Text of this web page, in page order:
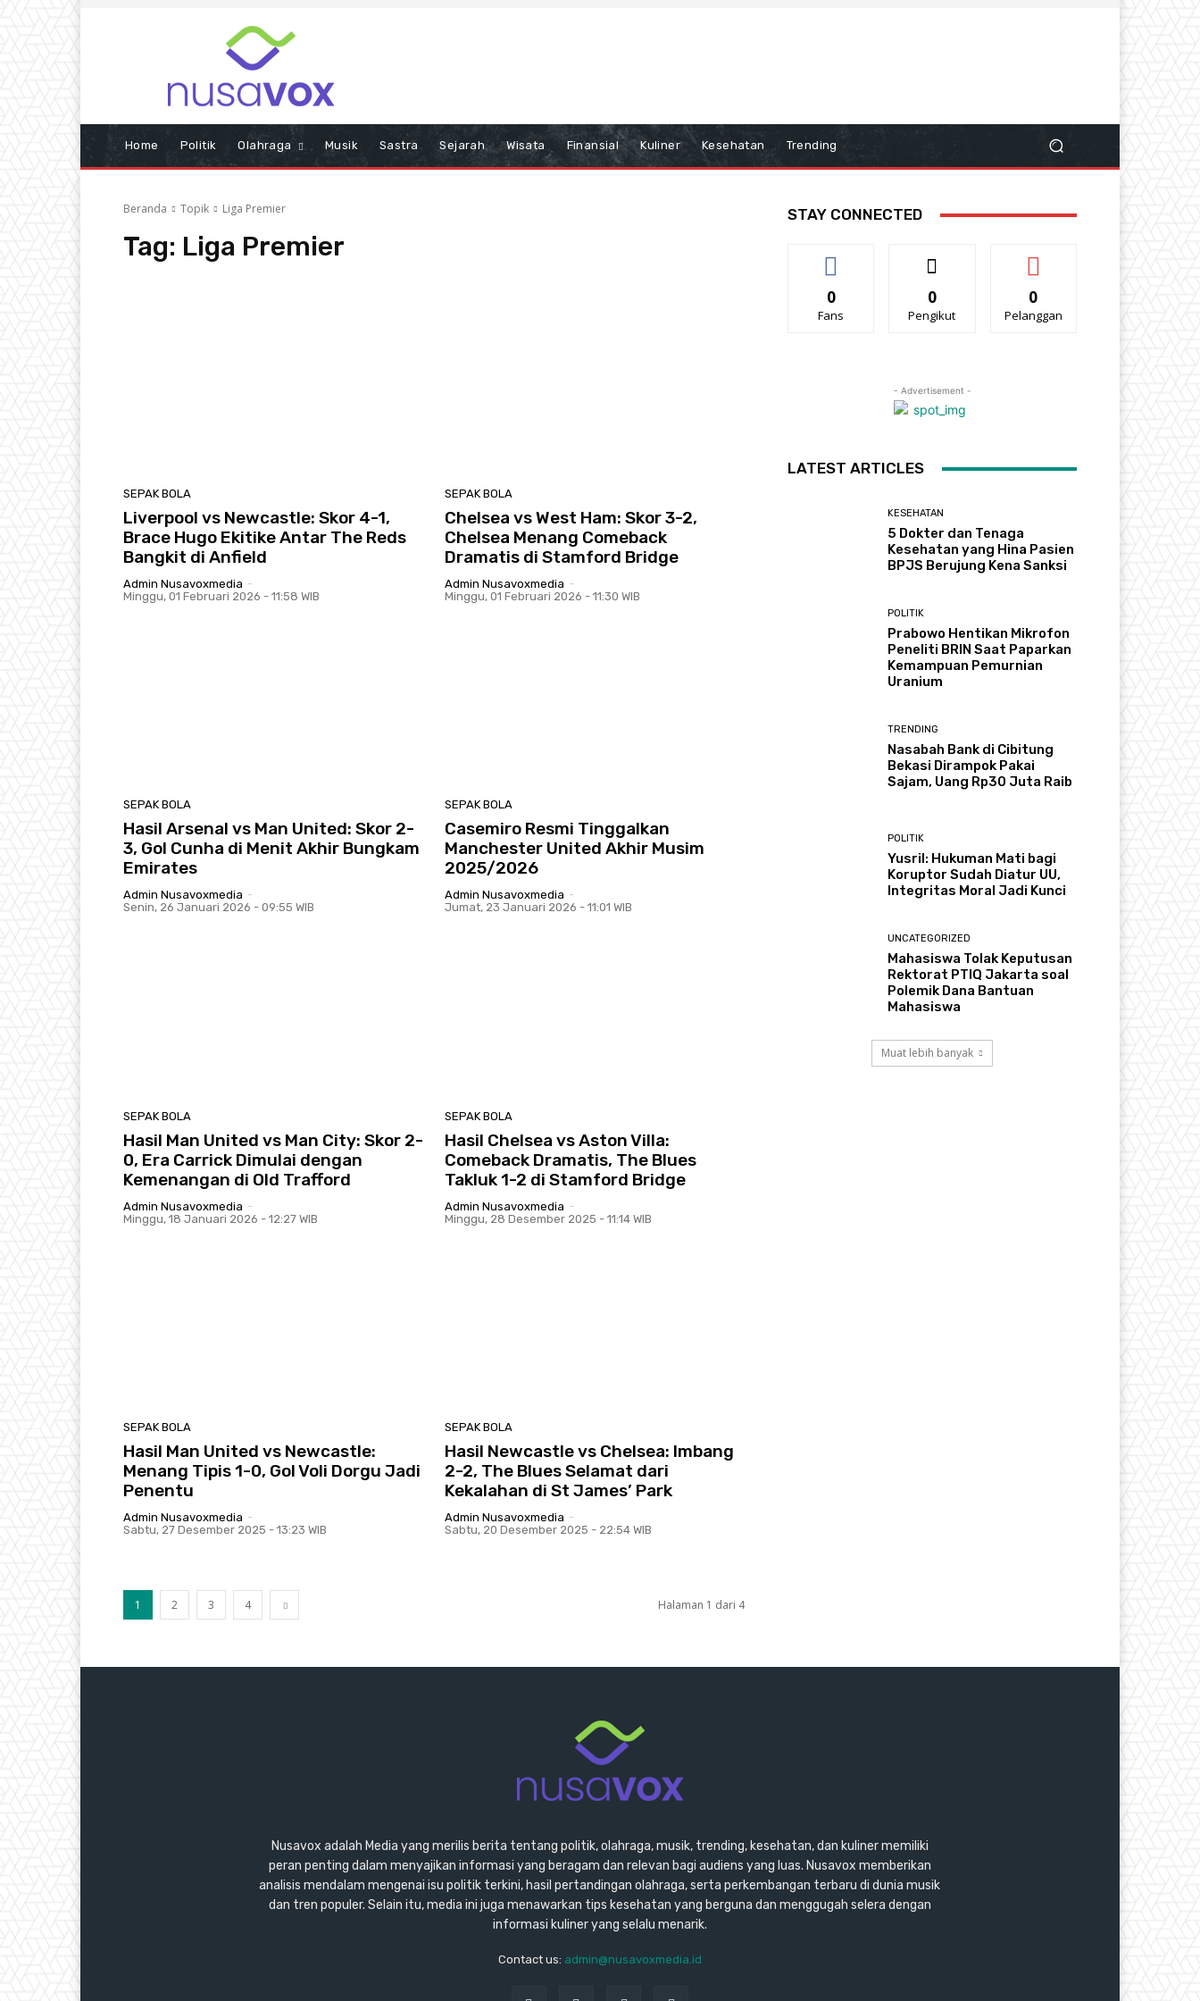
Home Politik Olahraga Musik Sastra Sejarah Wisata Finansial Kuliner Kesehatan Trending
Beranda Topik Liga Premier
Tag: Liga Premier
SEPAK BOLA
Liverpool vs Newcastle: Skor 4-1,
Brace Hugo Ekitike Antar The Reds
Bangkit di Anfield
Admin Nusavoxmedia -
Minggu, 01 Februari 2026 - 11:58 WIB
SEPAK BOLA
Chelsea vs West Ham: Skor 3-2,
Chelsea Menang Comeback
Dramatis di Stamford Bridge
Admin Nusavoxmedia -
Minggu, 01 Februari 2026 - 11:30 WIB
SEPAK BOLA
Hasil Arsenal vs Man United: Skor 2-
3, Gol Cunha di Menit Akhir Bungkam
Emirates
Admin Nusavoxmedia -
Senin, 26 Januari 2026 - 09:55 WIB
SEPAK BOLA
Casemiro Resmi Tinggalkan
Manchester United Akhir Musim
2025/2026
Admin Nusavoxmedia -
Jumat, 23 Januari 2026 - 11:01 WIB
SEPAK BOLA
Hasil Man United vs Man City: Skor 2-
0, Era Carrick Dimulai dengan
Kemenangan di Old Trafford
Admin Nusavoxmedia -
Minggu, 18 Januari 2026 - 12:27 WIB
SEPAK BOLA
Hasil Chelsea vs Aston Villa:
Comeback Dramatis, The Blues
Takluk 1-2 di Stamford Bridge
Admin Nusavoxmedia -
Minggu, 28 Desember 2025 - 11:14 WIB
SEPAK BOLA
Hasil Man United vs Newcastle:
Menang Tipis 1-0, Gol Voli Dorgu Jadi
Penentu
Admin Nusavoxmedia -
Sabtu, 27 Desember 2025 - 13:23 WIB
SEPAK BOLA
Hasil Newcastle vs Chelsea: Imbang
2-2, The Blues Selamat dari
Kekalahan di St James’ Park
Admin Nusavoxmedia -
Sabtu, 20 Desember 2025 - 22:54 WIB
1 2 3 4 Halaman 1 dari 4
STAY CONNECTED
0
Fans
0
Pengikut
0
Pelanggan
- Advertisement -
LATEST ARTICLES
KESEHATAN
5 Dokter dan Tenaga
Kesehatan yang Hina Pasien
BPJS Berujung Kena Sanksi
POLITIK
Prabowo Hentikan Mikrofon
Peneliti BRIN Saat Paparkan
Kemampuan Pemurnian
Uranium
TRENDING
Nasabah Bank di Cibitung
Bekasi Dirampok Pakai
Sajam, Uang Rp30 Juta Raib
POLITIK
Yusril: Hukuman Mati bagi
Koruptor Sudah Diatur UU,
Integritas Moral Jadi Kunci
UNCATEGORIZED
Mahasiswa Tolak Keputusan
Rektorat PTIQ Jakarta soal
Polemik Dana Bantuan
Mahasiswa
Muat lebih banyak
Nusavox adalah Media yang merilis berita tentang politik, olahraga, musik, trending, kesehatan, dan kuliner memiliki
peran penting dalam menyajikan informasi yang beragam dan relevan bagi audiens yang luas. Nusavox memberikan
analisis mendalam mengenai isu politik terkini, hasil pertandingan olahraga, serta perkembangan terbaru di dunia musik
dan tren populer. Selain itu, media ini juga menawarkan tips kesehatan yang berguna dan menggugah selera dengan
informasi kuliner yang selalu menarik.
Contact us: admin@nusavoxmedia.id